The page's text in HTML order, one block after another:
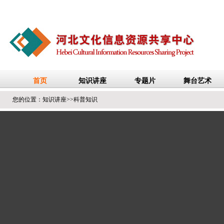
您的位置： 知识讲座>>科普知识